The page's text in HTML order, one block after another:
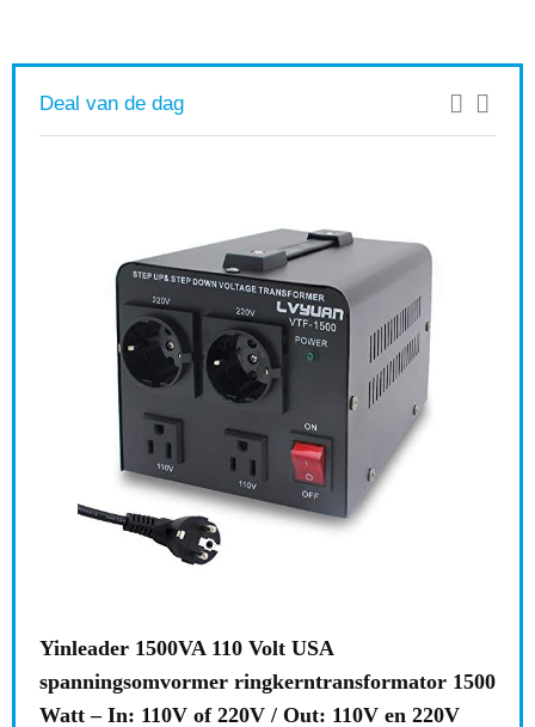
Deal van de dag
Yinleader 1500VA 110 Volt USA
spanningsomvormer ringkerntransformator 1500
Watt – In: 110V of 220V / Out: 110V en 220V